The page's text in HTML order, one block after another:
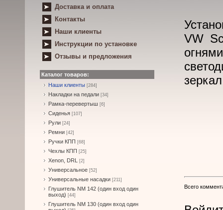
Доставка и оплата
Контакты
Наши клиенты
Инструкции по установке
Отзывы и предложения
Каталог товаров:
Наши клиенты [284]
Накладки на педали [34]
Рамка-перевертыш [6]
Сиденья [107]
Рули [24]
Ремни [42]
Ручки КПП [68]
Чехлы КПП [25]
Xenon, DRL [2]
Универсальное [52]
Универсальные насадки [211]
Глушитель NM 142 (один вход один
выход) [44]
Глушитель NM 130 (один вход один
VW
Всего